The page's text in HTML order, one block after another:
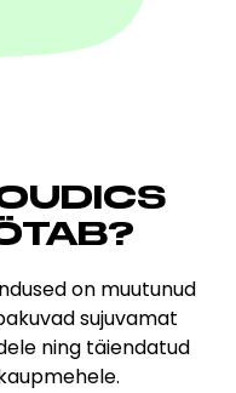
on muutunud
sujuvamat
ning täiendatud